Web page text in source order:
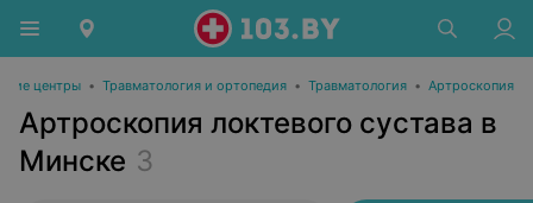
центры • Травматология и ортопедия • Травматология • Артроскопия
Артроскопия локтевого сустава в
Минске 3